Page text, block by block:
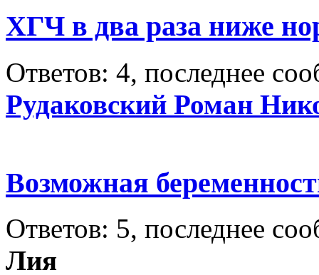
ХГЧ в два раза ниже
Ответов: 4, последнее
Рудаковский Роман
Возможная
Ответов: 5, последнее
Лия